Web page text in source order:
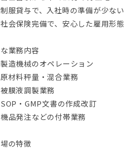
服貸与で、入社時の準備が少ない
会保険完備で、安心した雇用形態
業務内容
造機械のオペレーション
材料秤量・混合業務
膜液調製業務
・GMP文書の作成改訂
品発注などの付帯業務
の特徴